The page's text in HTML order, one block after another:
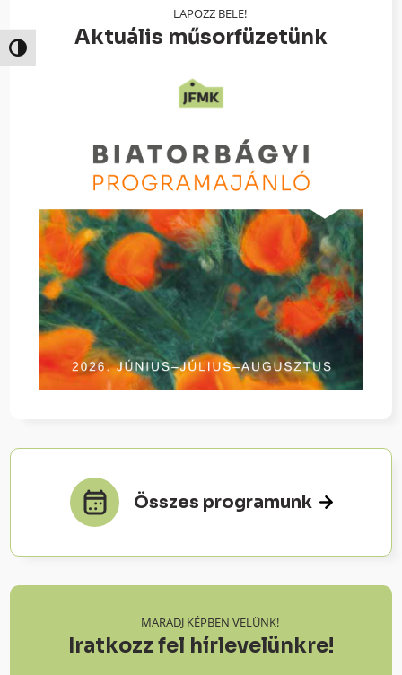
Nagy kontraszt váltása
LAPOZZ BELE!
Aktuális műsorfüzetünk
Összes programunk
MARADJ KÉPBEN VELÜNK!
Iratkozz fel hírlevelünkre!